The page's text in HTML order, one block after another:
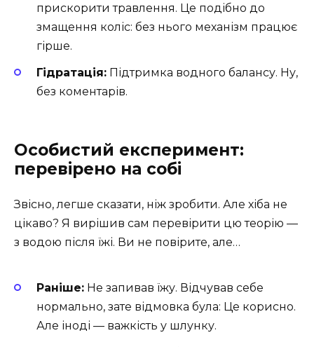
прискорити травлення. Це подібно до
змащення коліс: без нього механізм працює
гірше.
Гідратація: Підтримка водного балансу. Ну,
без коментарів.
Особистий експеримент:
перевірено на собі
Звісно, легше сказати, ніж зробити. Але хіба не
цікаво? Я вирішив сам перевірити цю теорію —
з водою після їжі. Ви не повірите, але…
Раніше: Не запивав їжу. Відчував себе
нормально, зате відмовка була: Це корисно.
Але іноді — важкість у шлунку.